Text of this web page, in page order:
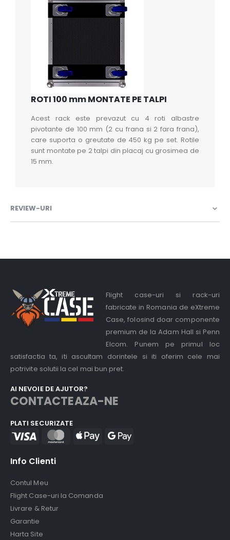
ROTI 100 mm MONTATE PE TALPI
Acest rack este prevazut cu 4 roti albastre
pivotante de 100 mm (2 cu frana si 2 fara frana),
care suporta o greutate de 450 kg pe set. Rotile
sunt montate pe 2 talpi din placaj cu grosimea de
15 mm.
REVIEW-URI
Flight case-uri si rack-uri
fabricate in Romania de eXtreme
Case, folosind doar componente
premium de la Adam Hall si Penn
Elcom. Punem pe primul loc
satisfactia ta, iti ascultam dorintele si iti oferim cele mai
potrivite solutii la cel mai bun pret.
AI NEVOIE DE AJUTOR?
CONTACTEAZA-NE
PLATI SECURIZATE
Info Clienti
Contul Meu
Flight Case-uri la Comanda
Livrare & Retur
Garantie
Harta Site